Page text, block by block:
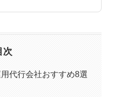
次
代行会社おすすめ8選